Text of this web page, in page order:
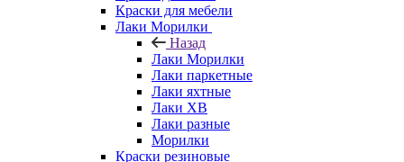
Краски для мебели
Лаки Морилки
Назад
Лаки Морилки
Лаки паркетные
Лаки яхтные
Лаки ХВ
Лаки разные
Морилки
Краски резиновые